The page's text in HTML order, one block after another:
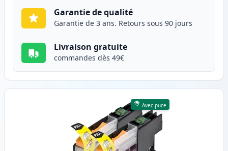
Garantie de qualité
Garantie de 3 ans. Retours sous 90 jours
Livraison gratuite
commandes dès 49€
Avec puce